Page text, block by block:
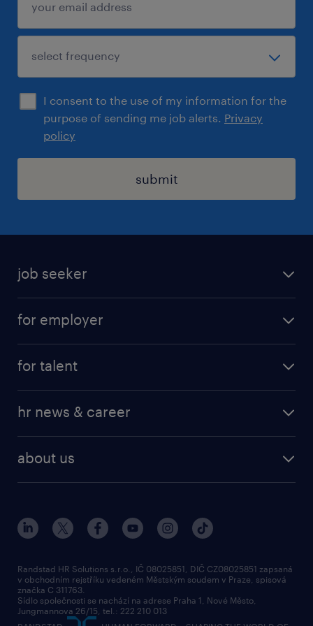
jak se přihlásit
Pokud Vás tato nabídka práce zaujala,
reagujte prosím na tento inzerát. Jakmile
kontaktovat a informovat o dalším průběhu.
řízení a těšíme se na další spolupráci.
nabídku otevřených pozic,
navštivte www.randstad.cz.
I consent to the use of my information for the
purpose of sending me job alerts. Privacy
policy
submit
job seeker
job at Amazon
for employer
for talent
hr news & career
about us
social responsibility
press releases
contacts & branches
Randstad HR Solutions s.r.o., IČ 08025851, DIČ CZ08025851 zapsaná
v obchodním rejstříku vedeném Městským soudem v Praze, spisová
značka C 311763.
Sídlo společnosti se nachází na adrese Praha 1, Nové Město,
Jungmannova 26/15, tel.: 222 210 013